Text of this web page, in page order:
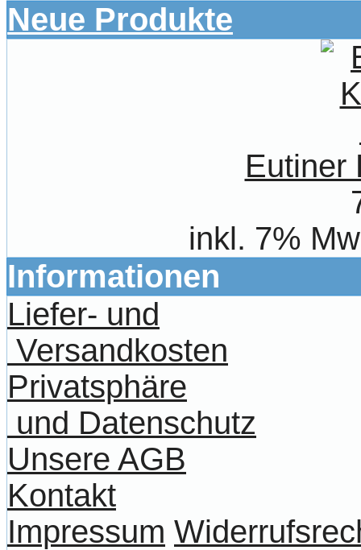
Neue Produkte
Eutiner
inkl. 7%
Informationen
Liefer- und
Versandkosten
Privatsphäre
und Datenschutz
Unsere AGB
Kontakt
Impressum